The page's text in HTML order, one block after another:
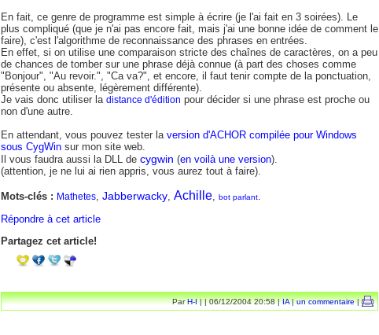
En fait, ce genre de programme est simple à écrire (je l'ai fait en 3 soirées). Le
plus compliqué (que je n'ai pas encore fait, mais j'ai une bonne idée de comment le
faire), c'est l'algorithme de reconnaissance des phrases en entrées.
En effet, si on utilise une comparaison stricte des chaînes de caractères, on a peu
de chances de tomber sur une phrase déjà connue (à part des choses comme
"Bonjour", "Au revoir.", "Ca va?", et encore, il faut tenir compte de la ponctuation,
présente ou absente, légèrement différente).
Je vais donc utiliser la distance d'édition pour décider si une phrase est proche ou
non d'une autre.
En attendant, vous pouvez tester la version d'ACHOR compilée pour Windows
sous CygWin sur mon site web.
Il vous faudra aussi la DLL de cygwin (en voilà une version).
(attention, je ne lui ai rien appris, vous aurez tout à faire).
Mots-clés : Mathetes, Jabberwacky, Achille, bot parlant.
Répondre à cet article
Partagez cet article!
ParH-I| | 06/12/2004 20:58 |IA|un commentaire|